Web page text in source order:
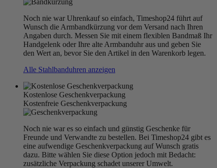
Noch nie war Uhrenkauf so einfach, Timeshop24 führt auf
Wunsch die Armbandkürzung vor dem Versand nach Ihren
Angaben durch. Messen Sie mit einem flexiblen Bandmaß Ihr
Handgelenk oder Ihre alte Armbanduhr aus und geben Sie
den Wert an, bevor Sie den Artikel in den Warenkorb legen.
Alle Stahlbanduhren anzeigen
Kostenlose Geschenkverpackung
Kostenfreie Geschenkverpackung
Noch nie war es so einfach und günstig Geschenke für
Freunde und Verwandte zu bestellen. Bei Timeshop24 gibt es
eine aufwendige Geschenkverpackung auf Wunsch gratis
dazu. Bitte wählen Sie diese Option jedoch mit Bedacht:
zusätzliche Verpackung schadet unserer Umwelt.